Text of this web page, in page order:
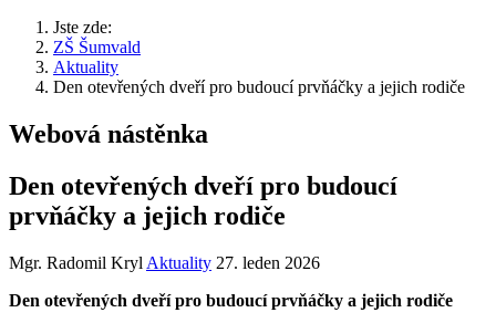
Jste zde:
ZŠ Šumvald
Aktuality
Den otevřených dveří pro budoucí prvňáčky a jejich rodiče
Webová nástěnka
Den otevřených dveří pro budoucí
prvňáčky a jejich rodiče
Mgr. Radomil Kryl Aktuality 27. leden 2026
Den otevřených dveří pro budoucí prvňáčky a jejich rodiče